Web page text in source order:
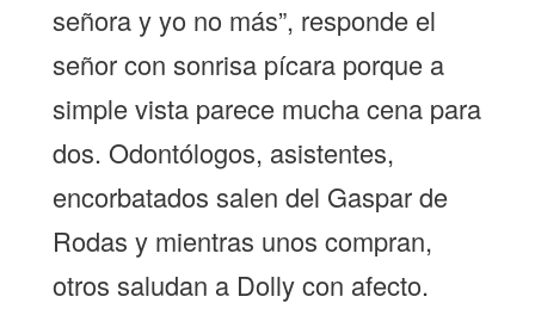
señora y yo no más”, responde el
señor con sonrisa pícara porque a
simple vista parece mucha cena para
dos. Odontólogos, asistentes,
encorbatados salen del Gaspar de
Rodas y mientras unos compran,
otros saludan a Dolly con afecto.